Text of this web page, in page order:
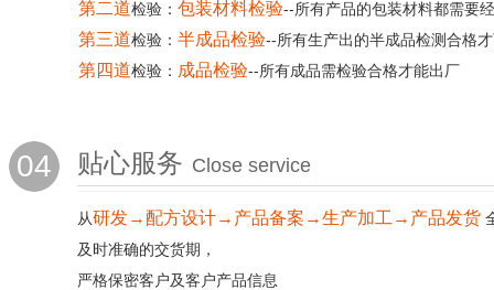
第二道检验： 包装材料检验--所有产品的包装材料都需要
第三道检验： 半成品检验--所有生产出的半成品检测合格
第四道检验： 成品检验--所有成品需检验合格才能出厂
04 贴心服务 Close service
从研发→配方设计→产品备案→生产加工→产品发货
及时准确的交货期，
严格保密客户及客户产品信息